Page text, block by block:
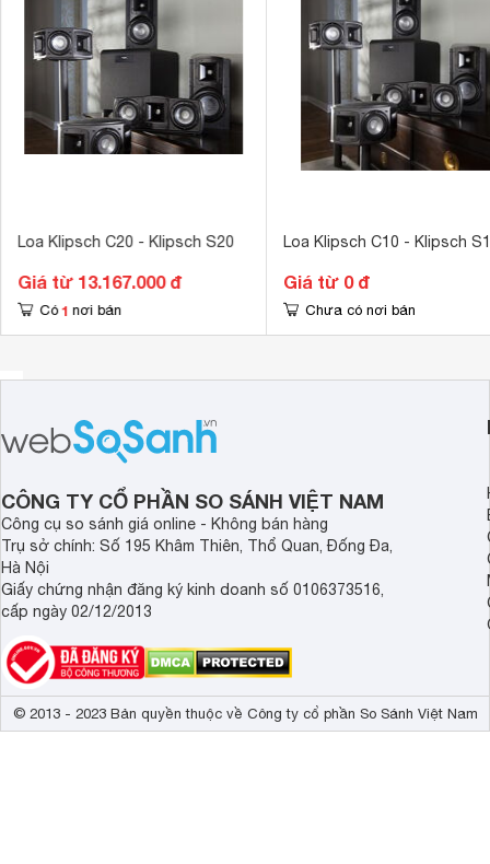
Ngoài ra có công suất 10W sẽ mang lại âm thanh thực sự
Thời gian sử dụng pin tới 12 giờ
Chỉ với 1 lần sạc, loa Bluetooth Klipsch Austin có thể kéo
pin giữa chừng.
Tiện ích Chống nước
Kết nối không dây Bluetooth
Kết nối khác USB
Điều khiển bằng điện thoại Klipsch
10 m
Khối lượng loa chính 0.397 kg
Loa Klipsch C20 - Klipsch S20
Giá từ 13.167.000 đ
Có 1 nơi bán
Loa Klipsch C10 - Klipsch
Giá từ 0 đ
Chưa có nơi bán
CÔNG TY CỔ PHẦN SO SÁNH VIỆT NAM
Công cụ so sánh giá online - Không bán hàng
Trụ sở chính: Số 195 Khâm Thiên, Thổ Quan, Đống Đa,
Hà Nội
Giấy chứng nhận đăng ký kinh doanh số 0106373516,
cấp ngày 02/12/2013
© 2013 - 2023 Bản quyền thuộc về Công ty cổ phần So Sánh Việt Nam